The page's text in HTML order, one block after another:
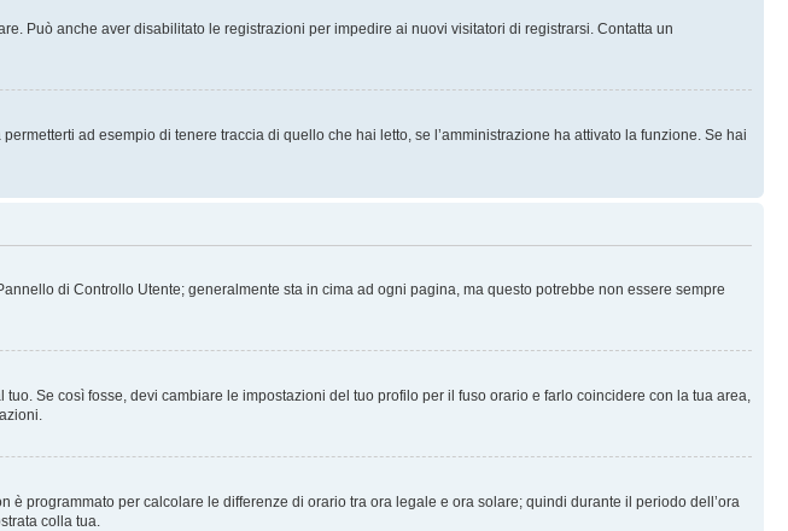
Può anche aver disabilitato le registrazioni per impedire ai nuovi visitatori di registrarsi. Contatta un
ad esempio di tenere traccia di quello che hai letto, se l’amministrazione ha attivato la funzione. Se hai
di Controllo Utente; generalmente sta in cima ad ogni pagina, ma questo potrebbe non essere sempre
Se così fosse, devi cambiare le impostazioni del tuo profilo per il fuso orario e farlo coincidere con la tua area,
programmato per calcolare le differenze di orario tra ora legale e ora solare; quindi durante il periodo dell’ora
colla tua.